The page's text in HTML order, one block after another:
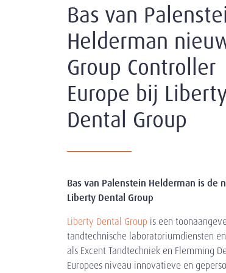
Bas van
Helderman
Group Controller
Europe bij
Dental Group
Bas van Palenstein Helderman is de
Liberty Dental Group
Liberty Dental Group is een
tandtechnische laboratoriumdiensten
als Excent Tandtechniek en Flemming
Europees niveau innovatieve en